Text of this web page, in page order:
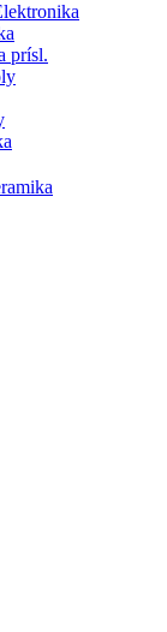
prísl.